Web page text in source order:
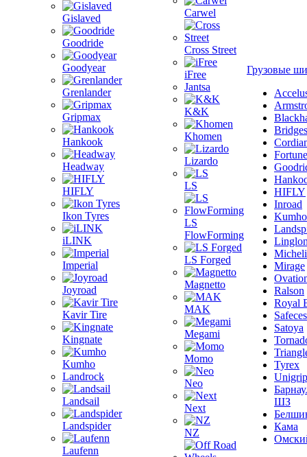
Gislaved
Goodride
Goodyear
Grenlander
Gripmax
Hankook
Headway
HIFLY
Ikon Tyres
iLINK
Imperial
Joyroad
Kavir Tire
Kingnate
Kumho
Landrock
Landsail
Landspider
Laufenn
Carwel
Cross Street
iFree
Jantsa
K&K
Khomen
Lizardo
LS
LS
FlowForming
LS Forged
Magnetto
MAK
Megami
Momo
Neo
Next
NZ
Грузовые
Fortune
HIFLY
Inroad
Kumho
Mirage
Ralson
Royal
Satoya
Tyrex
Unigrip
ШЗ
Кама